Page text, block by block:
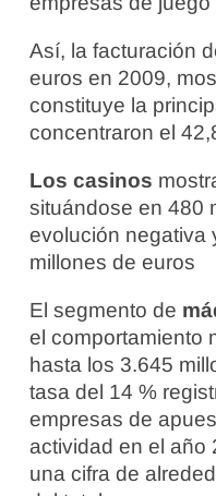
Así, la facturación
euros en 2009,
constituye la
concentraron el
Los casinos
situándose en 480
evolución negativa
millones de euros
El segmento de
el comportamiento
hasta los 3.645
tasa del 14 %
empresas de
actividad en el año
una cifra de